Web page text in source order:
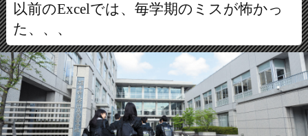
以前のExcelでは、毎学期のミスが怖かっ
た、、、